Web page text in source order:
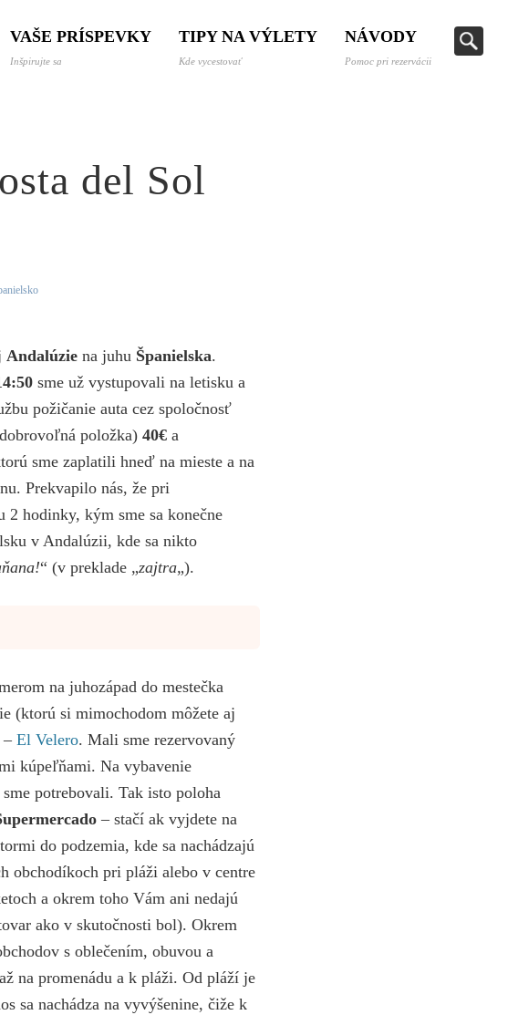
VAŠE PRÍSPEVKY
Inšpirujte sa
TIPY NA VÝLETY
Kde vycestovať
NÁVODY
Pomoc pri rezervácii
del Sol
Andalúzie na juhu Španielska.
sme už vystupovali na letisku a
požičanie auta cez spoločnosť
položka) 40€ a
sme zaplatili hneď na mieste a na
Prekvapilo nás, že pri
2 hodinky, kým sme sa konečne
v Andalúzii, kde sa nikto
“ (v preklade „zajtra„).
na juhozápad do mestečka
(ktorú si mimochodom môžete aj
– El Velero. Mali sme rezervovaný
kúpeľňami. Na vybavenie
potrebovali. Tak isto poloha
– stačí ak vyjdete na
do podzemia, kde sa nachádzajú
obchodíkoch pri pláži alebo v centre
a okrem toho Vám ani nedajú
ako v skutočnosti bol). Okrem
s oblečením, obuvou a
na promenádu a k pláži. Od pláží je
sa nachádza na vyvýšenine, čiže k